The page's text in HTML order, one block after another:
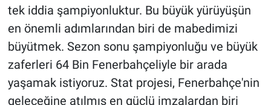
tek iddia şampiyonluktur. Bu büyük yürüyüşün
en önemli adımlarından biri de mabedimizi
büyütmek. Sezon sonu şampiyonluğu ve büyük
zaferleri 64 Bin Fenerbahçeliyle bir arada
yaşamak istiyoruz. Stat projesi, Fenerbahçe'nin
geleceğine atılmış en güçlü imzalardan biri